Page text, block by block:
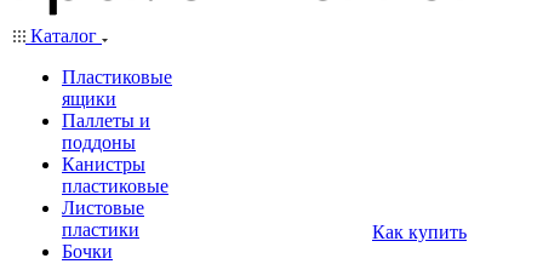
Каталог
Пластиковые
ящики
Паллеты и
поддоны
Канистры
пластиковые
Листовые
пластики
Бочки
Как купить